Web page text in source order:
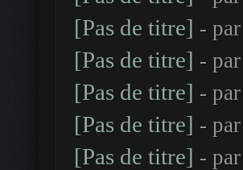
[Pas de titre] - par
[Pas de titre] - par
[Pas de titre] - par
[Pas de titre] - par
[Pas de titre] - par